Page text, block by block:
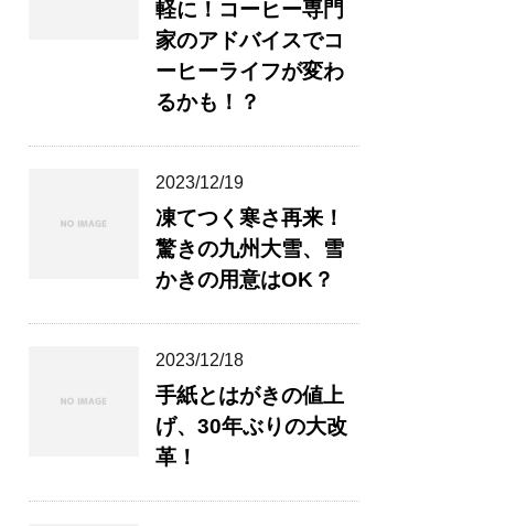
軽に！コーヒー専門
家のアドバイスでコ
ーヒーライフが変わ
るかも！？
2023/12/19
凍てつく寒さ再来！
驚きの九州大雪、雪
かきの用意はOK？
2023/12/18
手紙とはがきの値上
げ、30年ぶりの大改
革！